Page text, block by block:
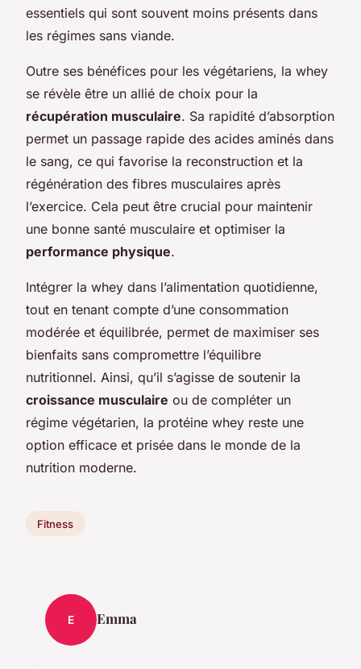
essentiels qui sont souvent moins présents dans
les régimes sans viande.
Outre ses bénéfices pour les végétariens, la whey
se révèle être un allié de choix pour la
récupération musculaire. Sa rapidité d’absorption
permet un passage rapide des acides aminés dans
le sang, ce qui favorise la reconstruction et la
régénération des fibres musculaires après
l’exercice. Cela peut être crucial pour maintenir
une bonne santé musculaire et optimiser la
performance physique.
Intégrer la whey dans l’alimentation quotidienne,
tout en tenant compte d’une consommation
modérée et équilibrée, permet de maximiser ses
bienfaits sans compromettre l’équilibre
nutritionnel. Ainsi, qu’il s’agisse de soutenir la
croissance musculaire ou de compléter un
régime végétarien, la protéine whey reste une
option efficace et prisée dans le monde de la
nutrition moderne.
Fitness
E Emma